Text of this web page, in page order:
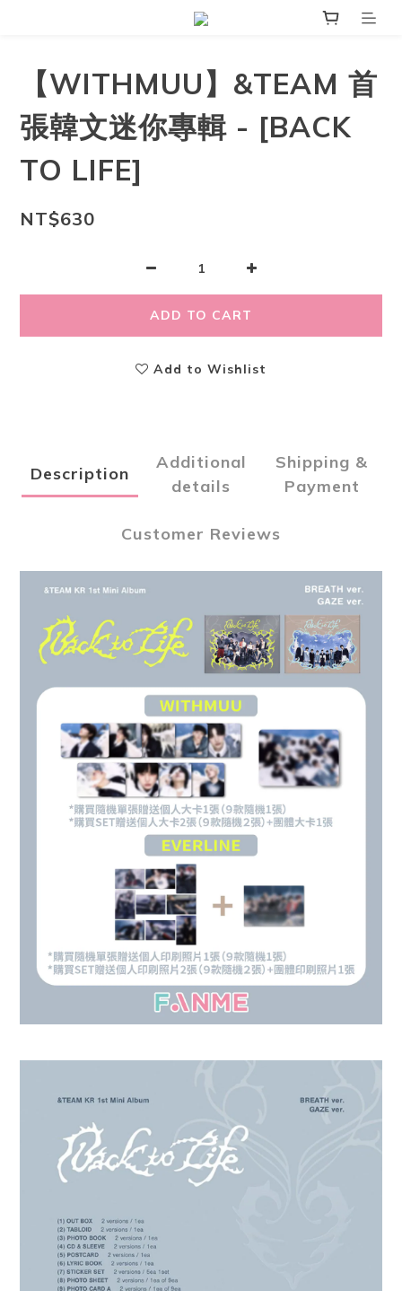
【WITHMUU】&TEAM 首
張韓文迷你專輯 - [BACK
TO LIFE]
NT$630
ADD TO CART
Add to Wishlist
Description
Additional
details
Shipping &
Payment
Customer Reviews